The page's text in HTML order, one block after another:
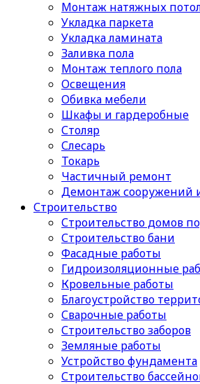
Монтаж натяжных
Укладка паркета
Укладка ламината
Заливка пола
Монтаж теплого пола
Освещения
Обивка мебели
Шкафы и гардеробные
Столяр
Слесарь
Токарь
Частичный ремонт
Демонтаж сооружений
Строительство
Строительство домов
Строительство бани
Фасадные работы
Гидроизоляционные
Кровельные работы
Благоустройство
Сварочные работы
Строительство заборов
Земляные работы
Устройство фундамента
Строительство